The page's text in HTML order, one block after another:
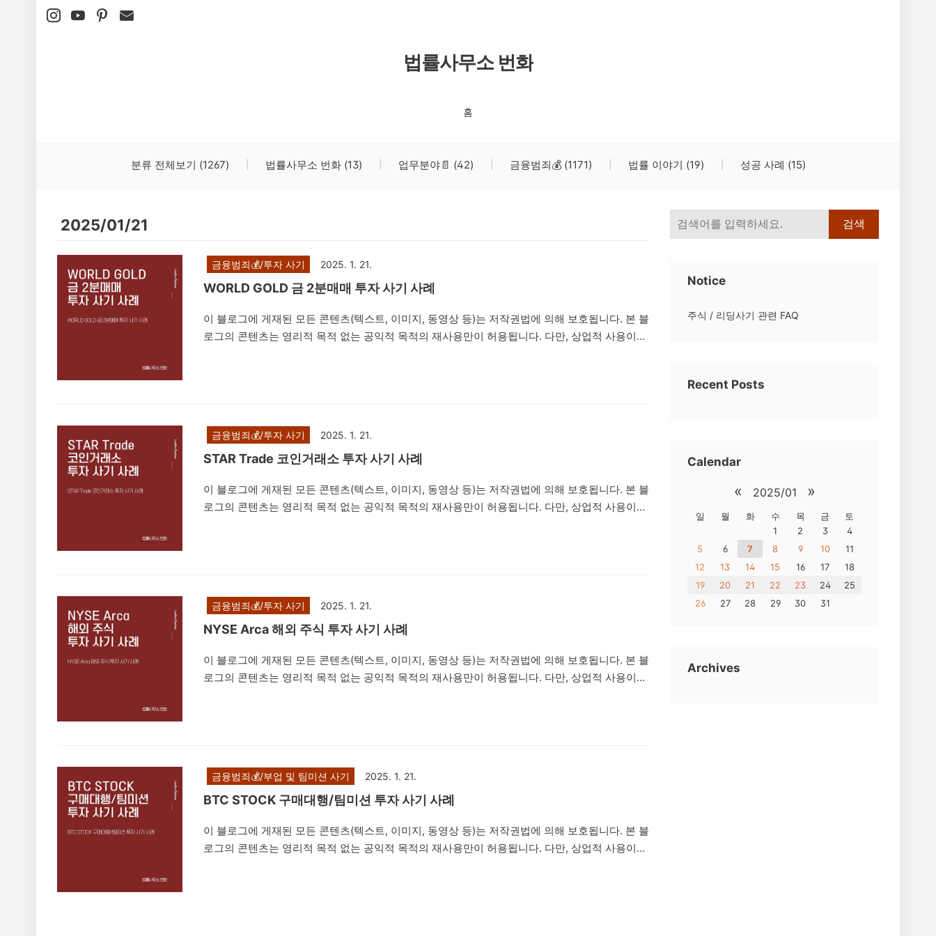
본문 바로가기
법률사무소 번화
홈
분류 전체보기 (1267) 법률사무소 번화 (13) 업무분야📄 (42) 금융범죄💰 (1171) 법률 이야기 (19) 성공 사례 (15)
검색
Notice
주식 / 리딩사기 관련 FAQ
Recent Posts
Calendar
« 2025/01 »
일 월 화 수 목 금
토
1
2 3
4
5
6 7 8 9 10
11
12
13 14 15 16 17
18
19
20 21 22 23 24
25
26
27 28 29 30 31
Archives
2025/01/21
금융범죄💰/투자 사기 2025. 1. 21.
WORLD GOLD 금 2분매매 투자 사기 사례
이 블로그에 게재된 모든 콘텐츠(텍스트, 이미지, 동영상 등)는 저작권법에 의해 보호됩니다. 본 블
로그의 콘텐츠는 영리적 목적 없는 공익적 목적의 재사용만이 허용됩니다. 다만, 상업적 사용이
로부터 투자를 유도하는 내용의 리딩방 투자사기 사례를 설명드리려고 합니다. 제347조(사
기) ①사람을 기망하여 재물의 교부를 받거나 재산상의 ..
금융범죄💰/투자 사기 2025. 1. 21.
STAR Trade 코인거래소 투자 사기 사례
이 블로그에 게재된 모든 콘텐츠(텍스트, 이미지, 동영상 등)는 저작권법에 의해 보호됩니다. 본 블
로그의 콘텐츠는 영리적 목적 없는 공익적 목적의 재사용만이 허용됩니다. 다만, 상업적 사용이
피해자들에게 접근한 뒤 피해자들을 속여 투자자들로부터 투자를 유도하는 내용의 리딩방 투자사
기 사례를 설명드리려고 합니다. 제347조(사기) ①사람을 기..
금융범죄💰/투자 사기 2025. 1. 21.
NYSE Arca 해외 주식 투자 사기 사례
이 블로그에 게재된 모든 콘텐츠(텍스트, 이미지, 동영상 등)는 저작권법에 의해 보호됩니다. 본 블
로그의 콘텐츠는 영리적 목적 없는 공익적 목적의 재사용만이 허용됩니다. 다만, 상업적 사용이
속여 투자자들로부터 투자를 유도하는 내용의 리딩방 투자사기 사례를 설명드리려고 합니다. 제
347조(사기) ①사람을 기망하여 재물의 교부를 받거나 재산상의..
금융범죄💰/부업 및 팀미션 사기 2025. 1. 21.
BTC STOCK 구매대행/팀미션 투자 사기 사례
이 블로그에 게재된 모든 콘텐츠(텍스트, 이미지, 동영상 등)는 저작권법에 의해 보호됩니다. 본 블
로그의 콘텐츠는 영리적 목적 없는 공익적 목적의 재사용만이 허용됩니다. 다만, 상업적 사용이